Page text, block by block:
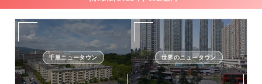
千里ニュータウン 世界のニュータウン